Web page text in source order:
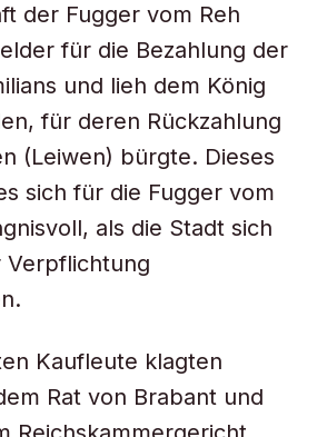
der Fugger vom Reh
für die Bezahlung der
und lieh dem König
für deren Rückzahlung
(Leiwen) bürgte. Dieses
sich für die Fugger vom
als die Stadt sich
Kaufleute klagten
Rat von Brabant und